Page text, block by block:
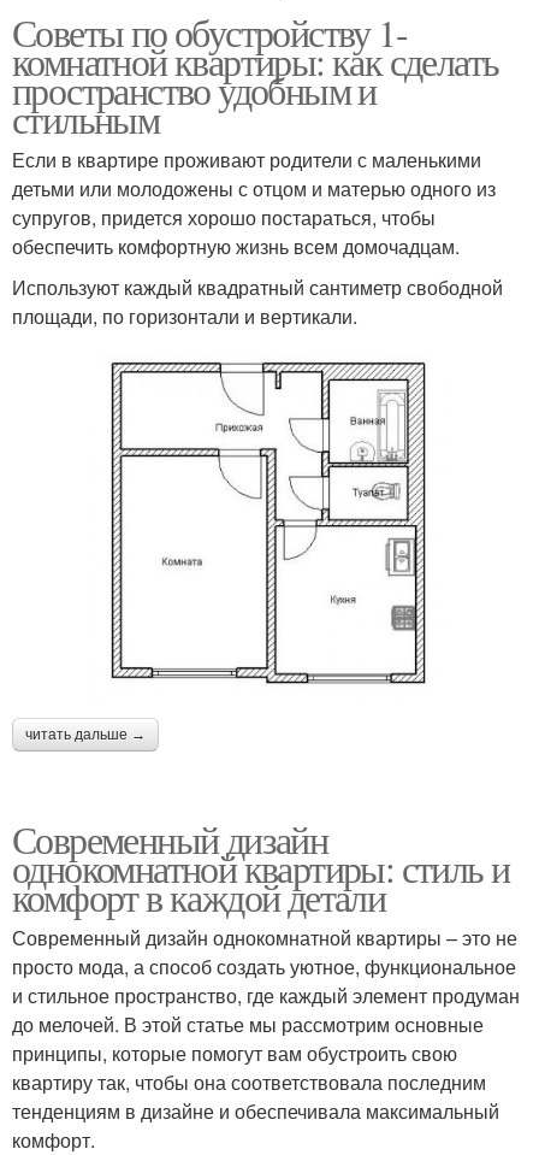
Советы по обустройству 1-
комнатной квартиры: как сделать
пространство удобным и
стильным
Если в квартире проживают родители с маленькими
детьми или молодожены с отцом и матерью одного из
супругов, придется хорошо постараться, чтобы
обеспечить комфортную жизнь всем домочадцам.
Используют каждый квадратный сантиметр свободной
площади, по горизонтали и вертикали.
читать дальше →
Современный дизайн
однокомнатной квартиры: стиль и
комфорт в каждой детали
Современный дизайн однокомнатной квартиры – это не
просто мода, а способ создать уютное, функциональное
и стильное пространство, где каждый элемент продуман
до мелочей. В этой статье мы рассмотрим основные
принципы, которые помогут вам обустроить свою
квартиру так, чтобы она соответствовала последним
тенденциям в дизайне и обеспечивала максимальный
комфорт.